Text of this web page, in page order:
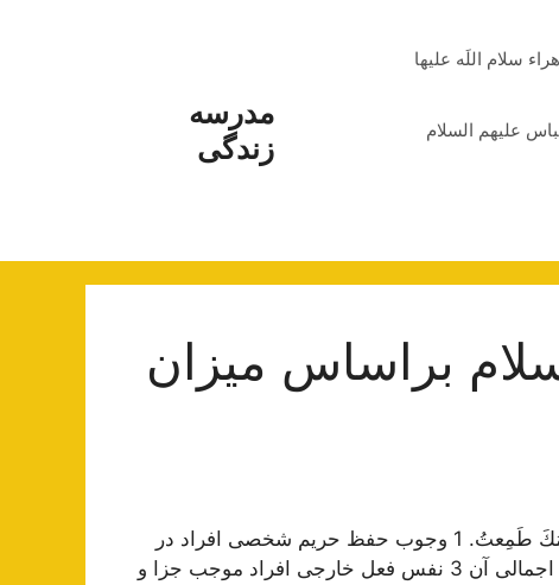
مدرسه
زندگی
سلام اللَه علیها
علیهم السلام
براساس میزان
فقره دعا: اِذَا رَأيتُ مَولاي ذُنُوبِي فَزِعتُ، وَ اِذَا رَأيتُ كَرَمَكَ طَمِعتُ. 1 وجوب حفظ حریم شخصی افراد در
اسلام 2 تبیین فرضیه قبض و بسط تئوریک شریعت و ردّ اجمالی آن 3 نفس فعل خارجی افراد موجب جزا و